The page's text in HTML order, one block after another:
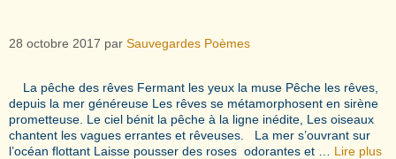
28 octobre 2017 par Sauvegardes Poèmes
La pêche des rêves Fermant les yeux la muse Pêche les rêves,
depuis la mer généreuse Les rêves se métamorphosent en sirène
prometteuse. Le ciel bénit la pêche à la ligne inédite, Les oiseaux
chantent les vagues errantes et rêveuses. La mer s’ouvrant sur
l’océan flottant Laisse pousser des roses odorantes et … Lire plus